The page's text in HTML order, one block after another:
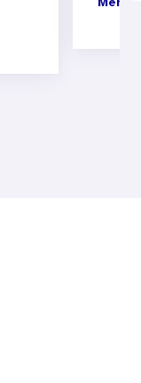
Mehr